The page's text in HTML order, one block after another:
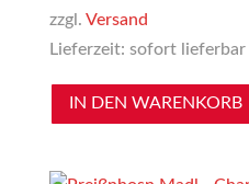
zzgl. Versand
Lieferzeit: sofort lieferbar
IN DEN WARENKORB